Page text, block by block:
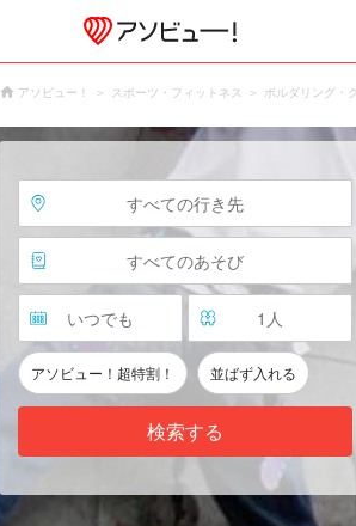
アソビュー！ スポーツ・フィットネス ボルダリング・
すべての行き先
すべてのあそび
いつでも 1 人
アソビュー！超特割！ 並ばず入れる
検索する